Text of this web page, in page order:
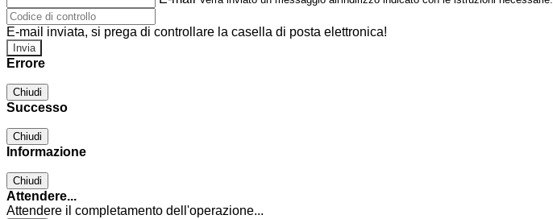
E-mail inviata, si prega di controllare la casella di posta elettronica!
Errore
Chiudi
Successo
Chiudi
Informazione
Chiudi
Attendere...
Attendere il completamento dell'operazione...